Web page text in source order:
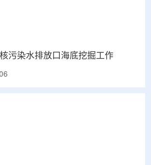
污染水排放口海底挖掘工作